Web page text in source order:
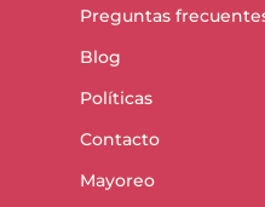
Preguntas
Blog
Políticas
Contacto
Mayoreo